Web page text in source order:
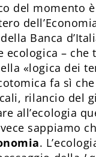
del momento
Banca
ecologica –
«logica dei
fa sì
rilancio del
all’ecologia
sappiamo
.